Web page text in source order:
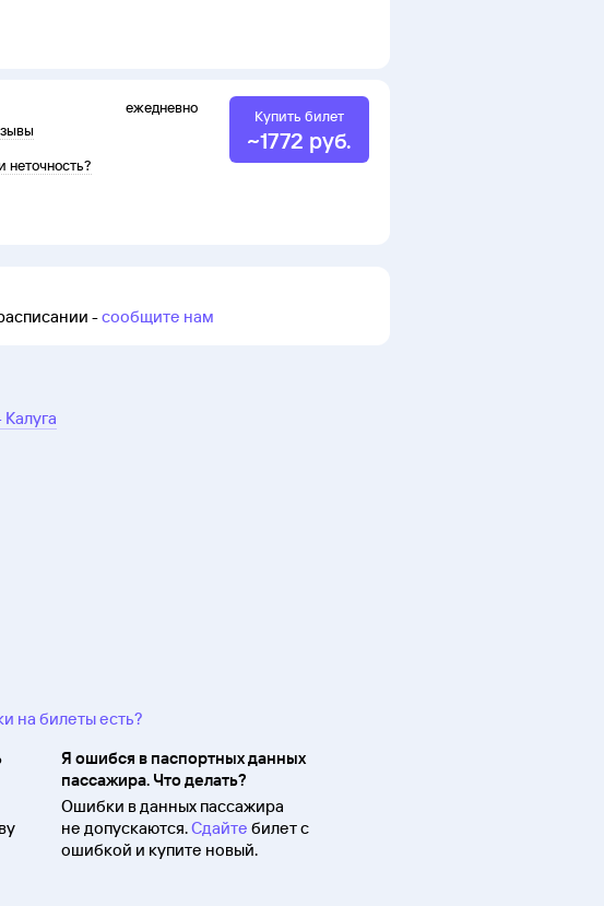
неточность?
ежедневно Купить билет
~1772 руб.
-сообщите нам
на билеты есть?
Я ошибся в паспортных данных
пассажира. Что делать?
Ошибки в данных пассажира
не допускаются.Сдайте билет с
ошибкой и купите новый.